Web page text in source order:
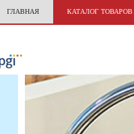
ГЛАВНАЯ КАТАЛОГ ТОВАРОВ